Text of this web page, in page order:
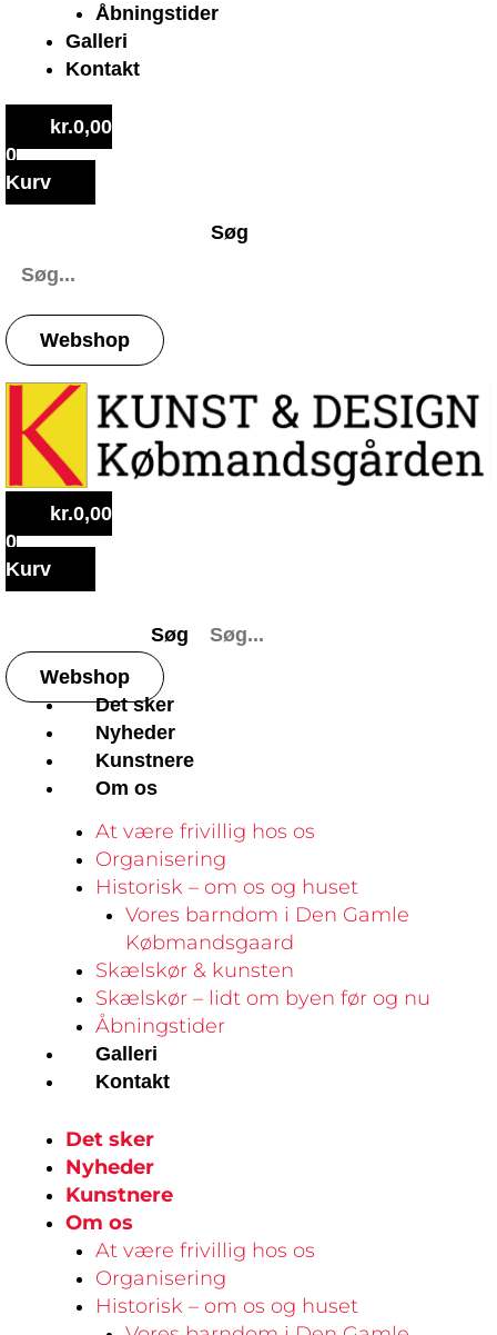
Åbningstider
Galleri
Kontakt
kr.0,00
0
Kurv
Søg
Webshop
kr.0,00
0
Kurv
Søg
Webshop
Det sker
Nyheder
Kunstnere
Om os
At være frivillig hos os
Organisering
Historisk – om os og huset
Vores barndom i Den Gamle
Købmandsgaard
Skælskør & kunsten
Skælskør – lidt om byen før og nu
Åbningstider
Galleri
Kontakt
Det sker
Nyheder
Kunstnere
Om os
At være frivillig hos os
Organisering
Historisk – om os og huset